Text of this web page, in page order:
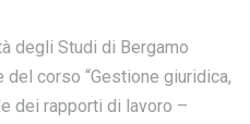
degli Studi di Bergamo
corso “Gestione giuridica,
dei rapporti di lavoro –